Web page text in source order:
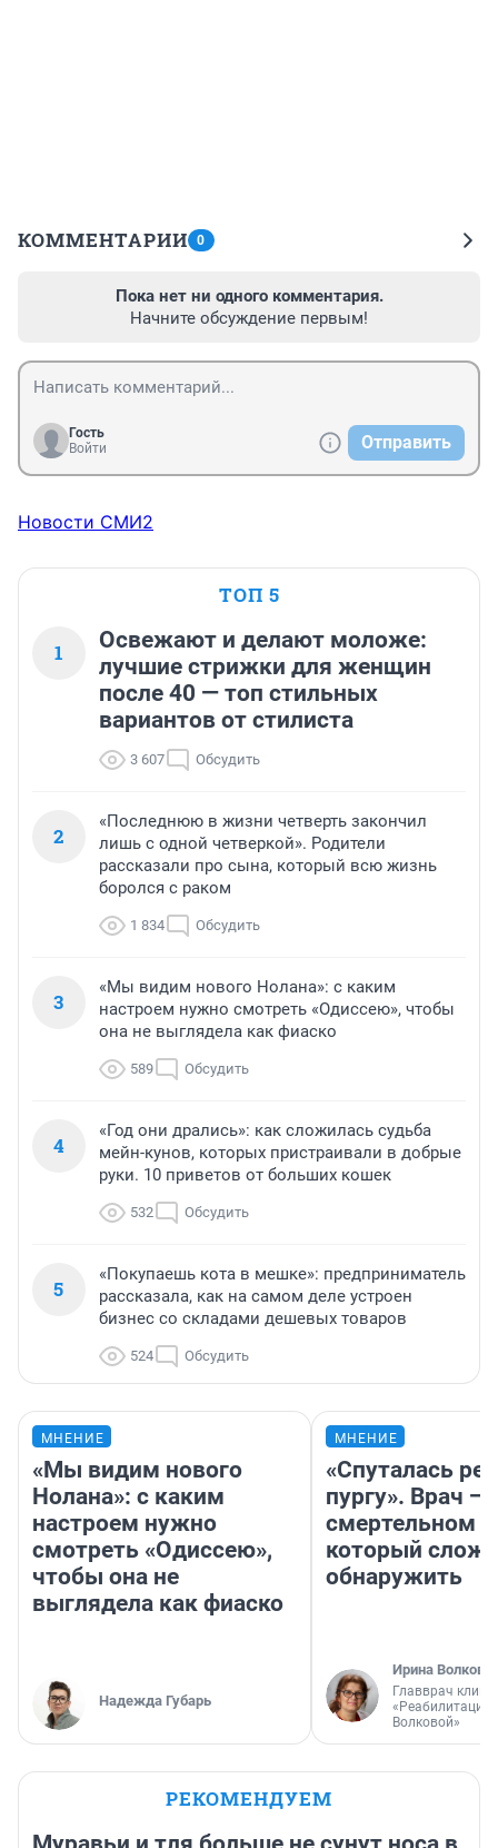
КОММЕНТАРИИ 0
Пока нет ни одного комментария.
Начните обсуждение первым!
Гость
Войти
Отправить
Новости СМИ2
ТОП 5
1
Освежают и делают моложе:
лучшие стрижки для женщин
после 40 — топ стильных
вариантов от стилиста
3 607 Обсудить
2
«Последнюю в жизни четверть закончил
лишь с одной четверкой». Родители
рассказали про сына, который всю жизнь
боролся с раком
1 834 Обсудить
3
«Мы видим нового Нолана»: с каким
настроем нужно смотреть «Одиссею», чтобы
она не выглядела как фиаско
589 Обсудить
4
«Год они дрались»: как сложилась судьба
мейн-кунов, которых пристраивали в добрые
руки. 10 приветов от больших кошек
532 Обсудить
5
«Покупаешь кота в мешке»: предприниматель
рассказала, как на самом деле устроен
бизнес со складами дешевых товаров
524 Обсудить
МНЕНИЕ
«Мы видим нового
Нолана»: с каким
настроем нужно
смотреть «Одиссею»,
чтобы она не
выглядела как фиаско
Надежда Губарь
МНЕНИЕ
«Спуталась
пургу». Врач —
смертельном
который
обнаружить
Ирина Волкова
Главврач
«Реабилитация
Волковой»
РЕКОМЕНДУЕМ